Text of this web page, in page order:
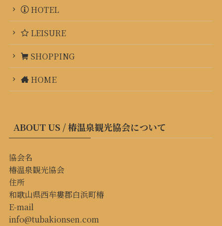
HOTEL
LEISURE
SHOPPING
HOME
ABOUT US / 椿温泉観光協会について
協会名
椿温泉観光協会
住所
和歌山県西牟婁郡白浜町椿
E-mail
info@tubakionsen.com